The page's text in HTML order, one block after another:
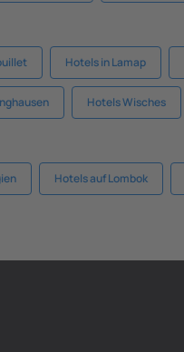
Hotels in Lamap
Hotels Wisches
Hotels auf Lombok